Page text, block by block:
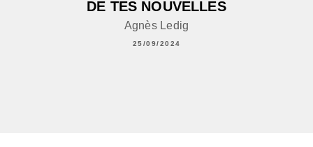
DE TES NOUVELLES
Agnès Ledig
25/09/2024